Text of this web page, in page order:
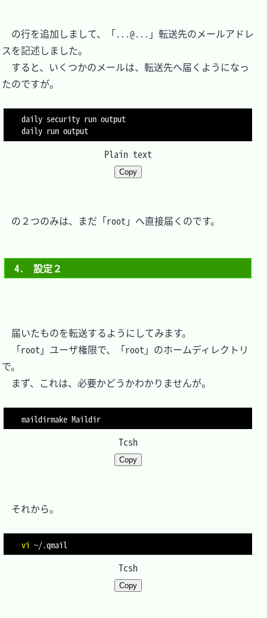
の行を追加しまして、「...@...」転送先のメールアドレ
スを記述しました。
すると、いくつかのメールは、転送先へ届くようになっ
たのですが。
daily security run output
Plain text
Copy
の２つのみは、まだ「root」へ直接届くのです。
4.　設定２
届いたものを転送するようにしてみます。
「root」ユーザ権限で、「root」のホームディレクトリ
で。
まず、これは、必要かどうかわかりませんが。
Tcsh
Copy
それから。
vi
Tcsh
Copy